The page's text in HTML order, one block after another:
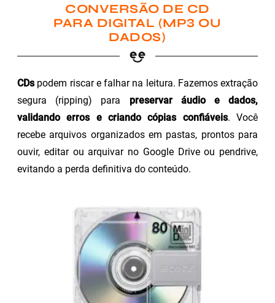
CONVERSÃO DE CD
PARA DIGITAL (MP3 OU
DADOS)
CDspodem riscar e falhar na leitura. Fazemos extração
segura (ripping) para preservar áudio e dados,
validando erros e criando cópias confiáveis. Você
recebe arquivos organizados em pastas, prontos para
ouvir, editar ou arquivar no Google Drive ou pendrive,
evitando a perda definitiva do conteúdo.